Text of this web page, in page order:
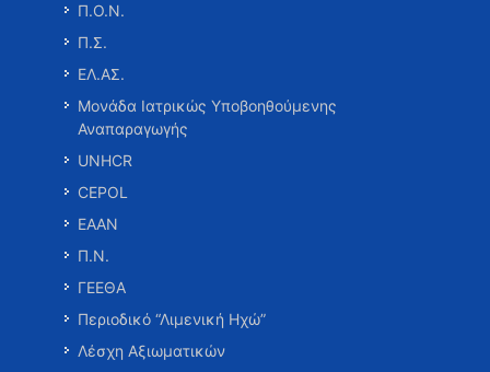
Π.Ο.Ν.
Π.Σ.
ΕΛ.ΑΣ.
Μονάδα Ιατρικώς Υποβοηθούμενης
Αναπαραγωγής
UNHCR
CEPOL
ΕΑΑΝ
Π.Ν.
ΓΕΕΘΑ
Περιοδικό “Λιμενική Ηχώ”
Λέσχη Αξιωματικών